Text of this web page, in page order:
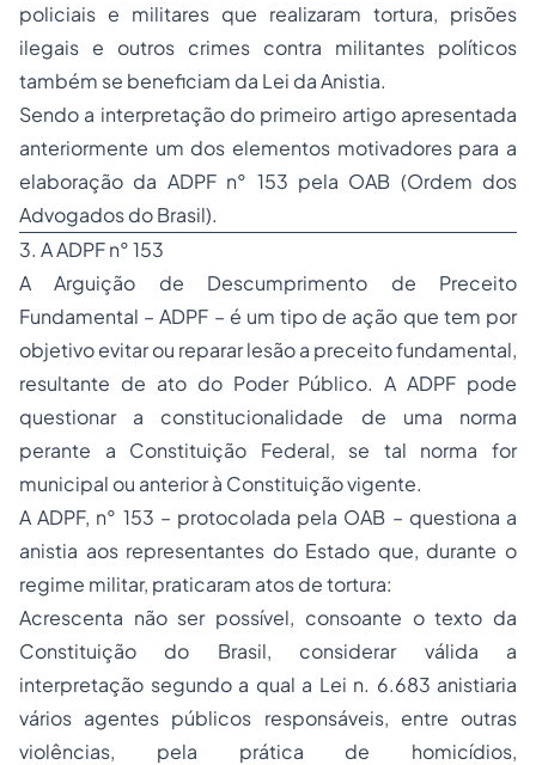
policiais e militares que realizaram tortura, prisões
ilegais e outros crimes contra militantes políticos
também se beneficiam da Lei da Anistia.
Sendo a interpretação do primeiro artigo apresentada
anteriormente um dos elementos motivadores para a
elaboração da ADPF n° 153 pela OAB (Ordem dos
Advogados do Brasil).
3. A ADPF n° 153
A Arguição de Descumprimento de Preceito
Fundamental – ADPF – é um tipo de ação que tem por
objetivo evitar ou reparar lesão a preceito fundamental,
resultante de ato do Poder Público. A ADPF pode
questionar a constitucionalidade de uma norma
perante a Constituição Federal, se tal norma for
municipal ou anterior à Constituição vigente.
A ADPF, n° 153 – protocolada pela OAB – questiona a
anistia aos representantes do Estado que, durante o
regime militar, praticaram atos de tortura:
Acrescenta não ser possível, consoante o texto da
Constituição do Brasil, considerar válida a
interpretação segundo a qual a Lei n. 6.683 anistiaria
vários agentes públicos responsáveis, entre outras
violências, pela prática de homicídios,